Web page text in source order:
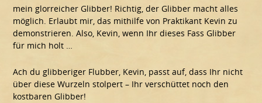
mein glorreicher Glibber! Richtig, der Glibber macht alles
möglich. Erlaubt mir, das mithilfe von Praktikant Kevin zu
demonstrieren. Also, Kevin, wenn Ihr dieses Fass Glibber
für mich holt …
Ach du glibberiger Flubber, Kevin, passt auf, dass Ihr nicht
über diese Wurzeln stolpert – Ihr verschüttet noch den
kostbaren Glibber!